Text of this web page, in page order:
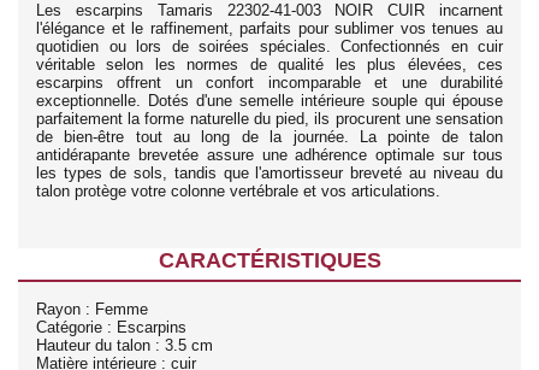
Les escarpins Tamaris 22302-41-003 NOIR CUIR incarnent
l'élégance et le raffinement, parfaits pour sublimer vos tenues au
quotidien ou lors de soirées spéciales. Confectionnés en cuir
véritable selon les normes de qualité les plus élevées, ces
escarpins offrent un confort incomparable et une durabilité
exceptionnelle. Dotés d'une semelle intérieure souple qui épouse
parfaitement la forme naturelle du pied, ils procurent une sensation
de bien-être tout au long de la journée. La pointe de talon
antidérapante brevetée assure une adhérence optimale sur tous
les types de sols, tandis que l'amortisseur breveté au niveau du
talon protège votre colonne vertébrale et vos articulations.
CARACTÉRISTIQUES
Rayon : Femme
Catégorie : Escarpins
Hauteur du talon : 3.5 cm
Matière intérieure : cuir